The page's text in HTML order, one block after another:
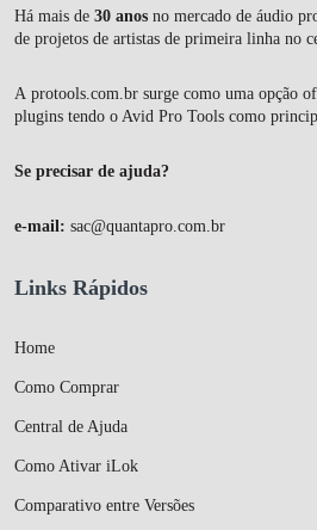
Há mais de 30 anos no mercado de áudio
de projetos de artistas de primeira linha no
A protools.com.br surge como uma opção
plugins tendo o Avid Pro Tools como
Se precisar de ajuda?
e-mail: sac@quantapro.com.br
Links Rápidos
Home
Como Comprar
Central de Ajuda
Como Ativar iLok
Comparativo entre Versões